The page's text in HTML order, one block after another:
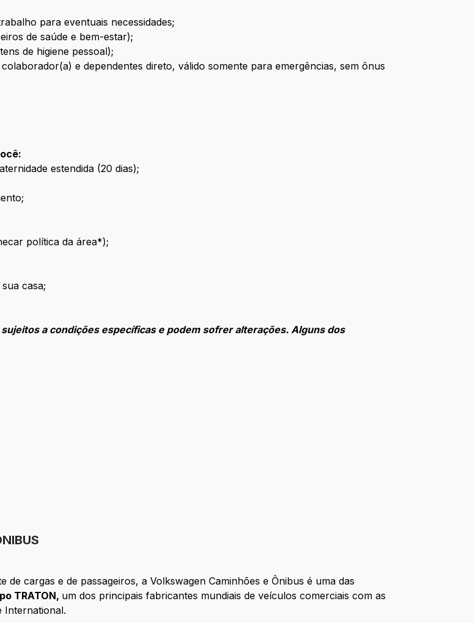
para eventuais necessidades;
de saúde e bem-estar);
de higiene pessoal);
e dependentes direto, válido somente para emergências, sem ônus
estendida (20 dias);
política da área*);
casa;
a condições específicas e podem sofrer alterações. Alguns dos
cargas e de passageiros, a Volkswagen Caminhões e Ônibus é uma das
TRATON, um dos principais fabricantes mundiais de veículos comerciais com as
International.